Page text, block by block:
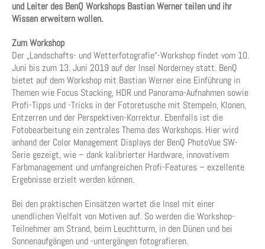
und Leiter des BenQ Workshops Bastian Werner teilen und ihr
Wissen erweitern wollen.
Zum Workshop
Der „Landschafts- und Wetterfotografie“-Workshop findet vom 10.
Juni bis zum 13. Juni 2019 auf der Insel Norderney statt. BenQ
bietet auf dem Workshop mit Bastian Werner eine Einführung in
Themen wie Focus Stacking, HDR und Panorama-Aufnahmen sowie
Profi-Tipps und -Tricks in der Fotoretusche mit Stempeln, Klonen,
Entzerren und der Perspektiven-Korrektur. Ebenfalls ist die
Fotobearbeitung ein zentrales Thema des Workshops. Hier wird
anhand der Color Management Displays der BenQ PhotoVue SW-
Serie gezeigt, wie – dank kalibrierter Hardware, innovativem
Farbmanagement und umfangreichen Profi-Features – exzellente
Ergebnisse erzielt werden können.
Bei den praktischen Einsätzen wartet die Insel mit einer
unendlichen Vielfalt von Motiven auf. So werden die Workshop-
Teilnehmer am Strand, beim Leuchtturm, in den Dünen und bei
Sonnenaufgängen und -untergängen fotografieren.